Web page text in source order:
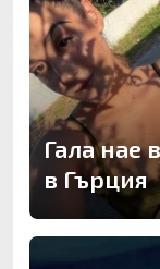
Гала нае
в Гърция